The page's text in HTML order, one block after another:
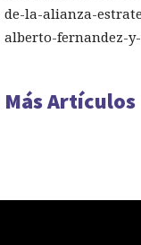
de-la-alianza-
alberto-fernandez-
Más Artículos